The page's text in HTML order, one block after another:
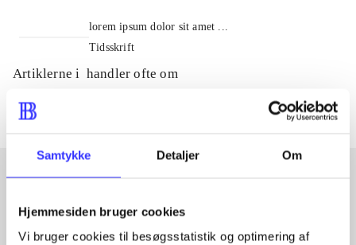
Samtykke Detaljer Om
Hjemmesiden bruger cookies
Vi bruger cookies til besøgsstatistik og optimering af
lorem ipsum dolor sit amet ...
Tidsskrift
Artiklerne i handler ofte om
Artikler med samme emner
Fra